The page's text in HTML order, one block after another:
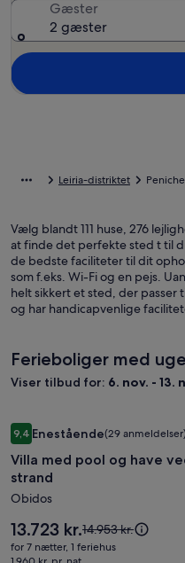
Gæster
2 gæster
Leiria-distriktet Peniche
Vælg blandt 111 huse, 276
at finde det perfekte sted t til
de bedste faciliteter til dit
som f.eks. Wi-Fi og en pejs.
helt sikkert et sted, der passer
og har handicapvenlige
Ferieboliger med
Viser tilbud for: 6. nov. - 13.
Billedgalleri
for
Villa
med
pool
og
have
9,49,4 ud af 10, Enestående, (29
Enestående(29 anmeldelser)
Villa med pool og have
strand
Obidos
Prisen
er
13.723 kr.
13.723 kr.Prisen
var
14.953 kr.
for 7 nætter, 1 feriehus
Villa med pool og have